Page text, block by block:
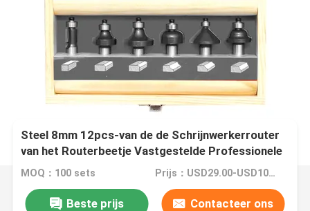
Steel 8mm 12pcs-van de de Schrijnwerkerrouter
van het Routerbeetje Vastgestelde Professionele
het Beetjereeks
MOQ：100 sets Prijs：USD29.00-USD100.00
Beste prijs Contacteer ons